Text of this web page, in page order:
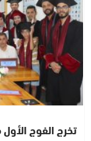
تخرج الفوج